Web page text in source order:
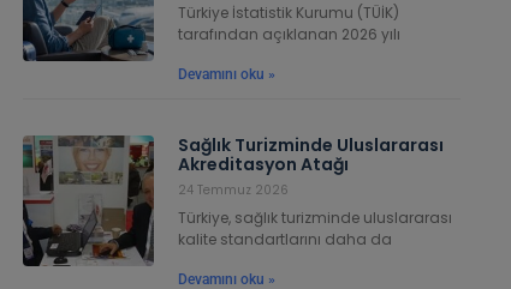
Türkiye İstatistik Kurumu (TÜİK)
tarafından açıklanan 2026 yılı
Devamını oku »
Sağlık Turizminde Uluslararası
Akreditasyon Atağı
24 Temmuz 2026
Türkiye, sağlık turizminde uluslararası
kalite standartlarını daha da
Devamını oku »